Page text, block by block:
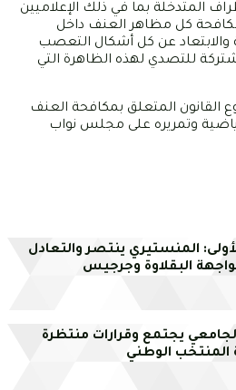
المتدخلة بما في ذلك الإعلاميين
كل مظاهر العنف داخل
والابتعاد عن كل أشكال التعصب
للتصدي لهذه الظاهرة التي
المتعلق بمكافحة العنف
وتمريره على مجلس نواب
المنستيري ينتصر والتعادل
البقلاوة وجرجيس
يجتمع وقرارات منتظرة
المنتخب الوطني